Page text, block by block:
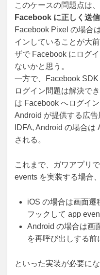
このケースの問題点は、
Facebook に正しく送
Facebook Pixel の場合
インしていることが大
ザで Facebook にログ
ないかと思う。
一方で、Facebook
ログイン問題は解決で
は Facebook へログイ
Android が提供する広
IDFA, Android の場合
される。
これまで、ガワアプリ
events を実装する場合、
iOS の場合は画面遷
フックして app
Android の場合は画
を再呼び出しする
といった実装が必要にな